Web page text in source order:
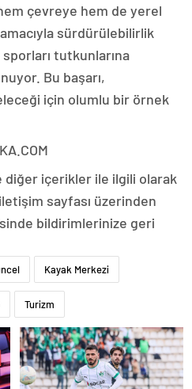
çevreye hem de yerel
sürdürülebilirlik
tutkunlarına
Bu başarı,
için olumlu bir örnek
diğer içerikler ile ilgili olarak
sayfası üzerinden
bildirimlerinize geri
Kayak Merkezi
Turizm